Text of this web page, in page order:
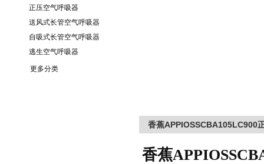
正压空气呼吸器
送风式长管空气呼吸器
自吸式长管空气呼吸器
逃生空气呼吸器
更多分类
香蕉APPIOSSCBA105LC900
香蕉APPIOS